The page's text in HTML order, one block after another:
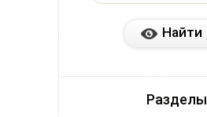
Разделы